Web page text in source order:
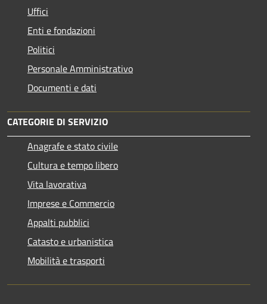
Uffici
Enti e fondazioni
Politici
Personale Amministrativo
Documenti e dati
CATEGORIE DI SERVIZIO
Anagrafe e stato civile
Cultura e tempo libero
Vita lavorativa
Imprese e Commercio
Appalti pubblici
Catasto e urbanistica
Mobilità e trasporti